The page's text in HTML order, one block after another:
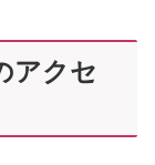
アクセ